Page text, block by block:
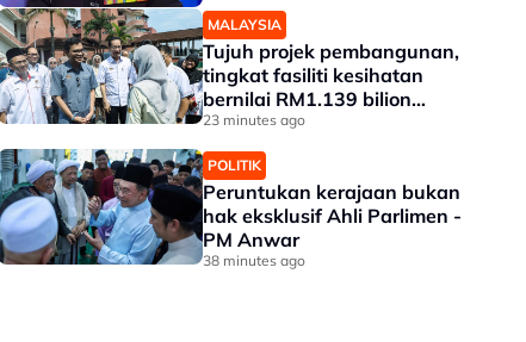
MALAYSIA
Tujuh projek pembangunan,
tingkat fasiliti kesihatan
bernilai RM1.139 bilion
dilaksana di HSA
23 minutes ago
POLITIK
Peruntukan kerajaan bukan
hak eksklusif Ahli Parlimen -
PM Anwar
38 minutes ago